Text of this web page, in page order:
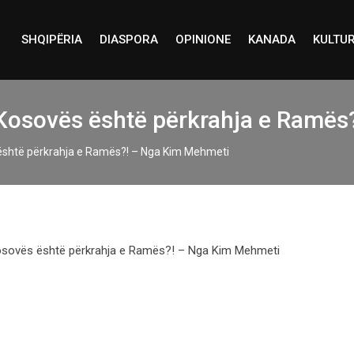
SHQIPËRIA DIASPORA OPINIONE KANADA
është përkrahja e
përkrahja e Ramës?! – Nga Kim Mehmeti